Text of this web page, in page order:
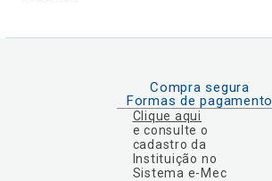
Compra segura
Formas de pagamento
Clique aqui
e consulte o
cadastro da
Instituição no
Sistema e-Mec